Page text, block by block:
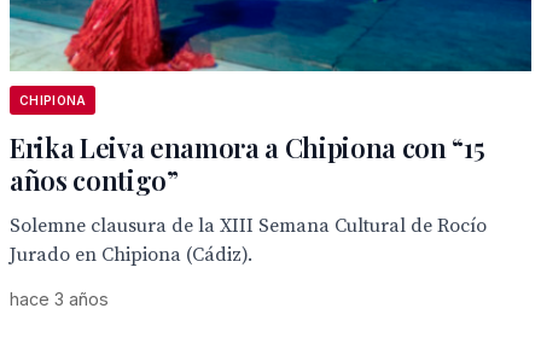
CHIPIONA
Erika Leiva enamora a Chipiona con “15
años contigo”
Solemne clausura de la XIII Semana Cultural de Rocío
Jurado en Chipiona (Cádiz).
hace 3 años